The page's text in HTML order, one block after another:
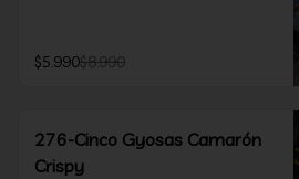
$5.990$8.990
276-Cinco Gyosas Camarón
Crispy